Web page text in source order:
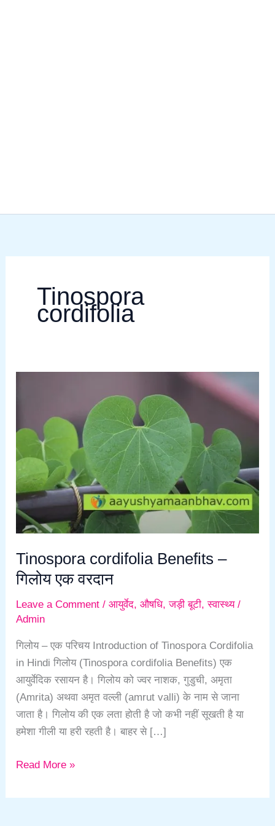
Tinospora
cordifolia
Tinospora cordifolia Benefits –
गिलोय एक वरदान
Leave a Comment /आयुर्वेद,औषधि,जड़ी बूटी,स्वास्थ्य/
Admin
गिलोय – एक परिचय Introduction of Tinospora Cordifolia
in Hindi गिलोय (Tinospora cordifolia Benefits) एक
आयुर्वेदिक रसायन है। गिलोय को ज्वर नाशक, गुडुची, अमृता
(Amrita) अथवा अमृत वल्ली (amrut valli) के नाम से जाना
जाता है। गिलोय की एक लता होती है जो कभी नहीं सूखती है या
हमेशा गीली या हरी रहती है। बाहर से […]
–
गिलोय
एक
वरदान
Read More »